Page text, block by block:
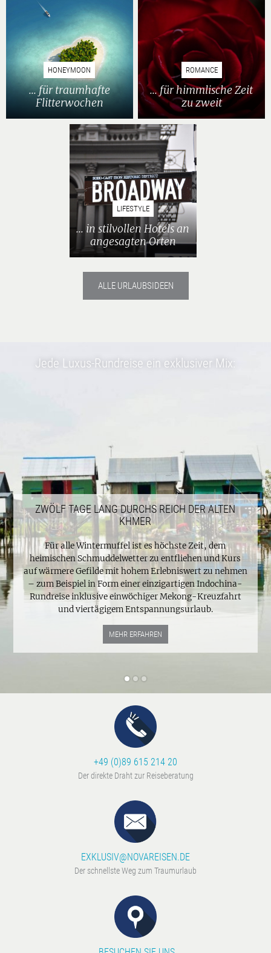
HONEYMOON
... für traumhafte
Flitterwochen
ROMANCE
... für himmlische Zeit
zu zweit
LIFESTYLE
... in stilvollen Hotels an
angesagten Orten
ALLE URLAUBSIDEEN
ZWÖLF TAGE LANG DURCHS REICH DER ALTEN
KHMER
Für alle Wintermuffel ist es höchste Zeit, dem
heimischen Schmuddelwetter zu entfliehen und Kurs
auf wärmere Gefilde mit hohem Erlebniswert zu nehmen
– zum Beispiel in Form einer einzigartigen Indochina-
Rundreise inklusive einwöchiger Mekong-Kreuzfahrt
und viertägigem Entspannungsurlaub.
MEHR ERFAHREN
Jede Luxus-Rundreise ein exklusiver Mix:
+49 (0)89 615 214 20
Der direkte Draht zur Reiseberatung
EXKLUSIV@NOVAREISEN.DE
Der schnellste Weg zum Traumurlaub